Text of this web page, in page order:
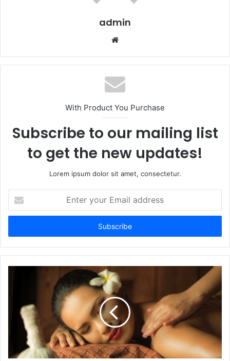
admin
Website
With Product You Purchase
Subscribe to our mailing list
to get the new updates!
Lorem ipsum dolor sit amet, consectetur.
your
Email